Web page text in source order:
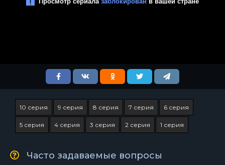
10 серия 9 серия 8 серия 7 серия 6 серия
5 серия 4 серия 3 серия 2 серия 1 серия
Часто задаваемые вопросы